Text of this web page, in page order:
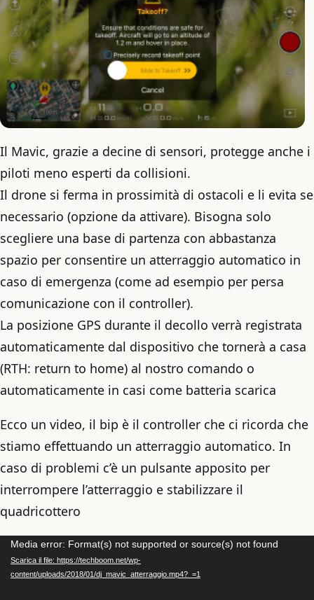
Il Mavic, grazie a decine di sensori, protegge anche i
piloti meno esperti da collisioni.
Il drone si ferma in prossimità di ostacoli e li evita se
necessario (opzione da attivare). Bisogna solo
scegliere una base di partenza con abbastanza
spazio per consentire un atterraggio automatico in
caso di emergenza (come ad esempio per persa
comunicazione con il controller).
La posizione GPS durante il decollo verrà registrata
automaticamente dal dispositivo che tornerà a casa
(RTH: return to home) al nostro comando o
automaticamente in casi come batteria scarica
Ecco un video, il bip è il controller che ci ricorda che
stiamo effettuando un atterraggio automatico. In
caso di problemi c’è un pulsante apposito per
interrompere l’atterraggio e stabilizzare il
quadricottero
Video
Player
Media error: Format(s) not supported or source(s) not found
Scarica il file: https://techboom.net/wp-
content/uploads/2018/01/dj_mavic_atterraggio.mp4?_=1